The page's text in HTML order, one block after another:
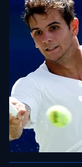
Pročitajte još